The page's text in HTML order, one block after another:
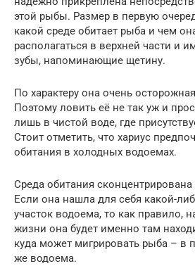
этой рыбы. Размер в первую
какой среде обитает рыба и чем
располагаться в верхней части и
зубы, напоминающие щетину.
По характеру она очень
Поэтому ловить её не так уж и
лишь в чистой воде, где
Стоит отметить, что хариус
обитания в холодных водоемах.
Среда обитания
Если она нашла для себя какой-
участок водоема, то как правило,
жизни она будет именно там
куда может мигрировать рыба – в
же водоема.